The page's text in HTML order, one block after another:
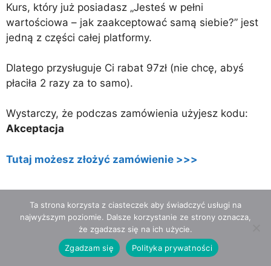
Kurs, który już posiadasz „Jesteś w pełni
wartościowa – jak zaakceptować samą siebie?” jest
jedną z części całej platformy.
Dlatego przysługuje Ci rabat 97zł (nie chcę, abyś
płaciła 2 razy za to samo).
Wystarczy, że podczas zamówienia użyjesz kodu:
Akceptacja
Tutaj możesz złożyć zamówienie >>>
Ta strona korzysta z ciasteczek aby świadczyć usługi na
najwyższym poziomie. Dalsze korzystanie ze strony oznacza,
że zgadzasz się na ich użycie.
Zgadzam się
Polityka prywatności